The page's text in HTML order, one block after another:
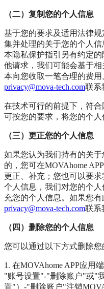
（二）复制您的个人信息
基于您的要求及适用法律
集并处理的关于您的个人
本隐私保护指引另有约定
他请求，我们可能会基于
本向您收取一笔合理的费
privacy@mova-tech.com联系
在技术可行的前提下，符
可按您的要求，将您的个人
（三）更正您的个人信息
如果您认为我们持有的关
的，您可在MOVAhome
更正、补充；您也可以要
个人信息，我们对您的个
充您的个人信息。如果您
privacy@mova-tech.com联系
（四）删除您的个人信息
您可以通过以下方式删除您
1. 在MOVAhome APP应用
"账号设置"-"删除账户"或"
置"）-"删除账户"注销